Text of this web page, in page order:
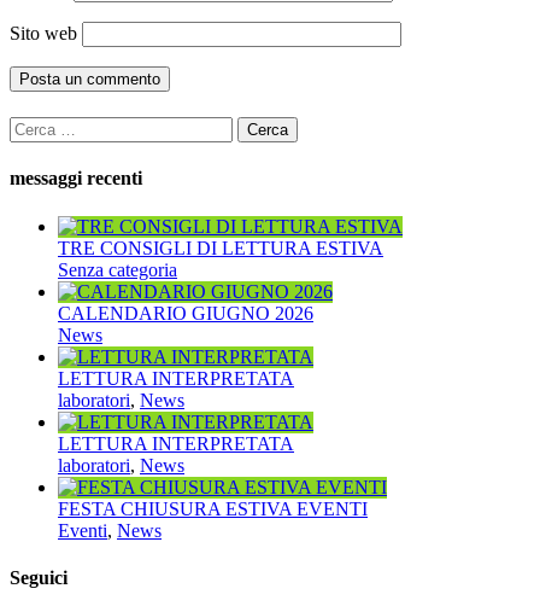
Sito web
Ricerca
per:
messaggi recenti
TRE CONSIGLI DI LETTURA ESTIVA
Senza categoria
CALENDARIO GIUGNO 2026
News
LETTURA INTERPRETATA
laboratori, News
LETTURA INTERPRETATA
laboratori, News
FESTA CHIUSURA ESTIVA EVENTI
Eventi, News
Seguici